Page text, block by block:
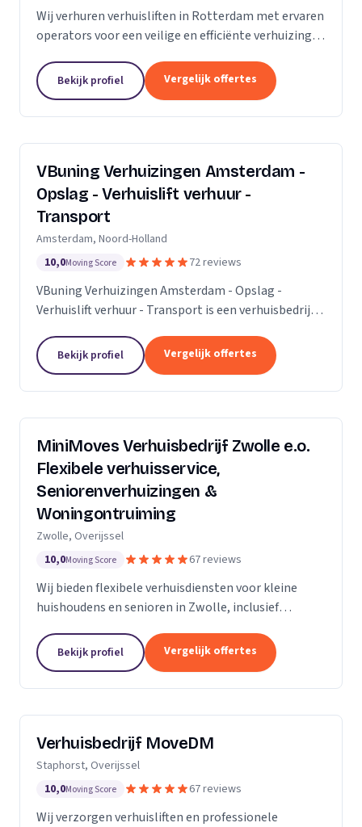
Wij verhuren verhuisliften in Rotterdam met ervaren
operators voor een veilige en efficiënte verhuizing,
Bekijk profiel Vergelijk offertes
VBuning Verhuizingen Amsterdam -
Opslag - Verhuislift verhuur -
Transport
Amsterdam, Noord-Holland
10,0Moving Score 72 reviews
VBuning Verhuizingen Amsterdam - Opslag -
Verhuislift verhuur - Transport is een verhuisbedrijf
Bekijk profiel Vergelijk offertes
MiniMoves Verhuisbedrijf Zwolle e.o.
Flexibele verhuisservice,
Seniorenverhuizingen &
Woningontruiming
Zwolle, Overijssel
10,0Moving Score 67 reviews
Wij bieden flexibele verhuisdiensten voor kleine
huishoudens en senioren in Zwolle, inclusief
zorginstellingen.
Bekijk profiel Vergelijk offertes
Verhuisbedrijf MoveDM
Staphorst, Overijssel
10,0Moving Score 67 reviews
Wij verzorgen verhuisliften en professionele